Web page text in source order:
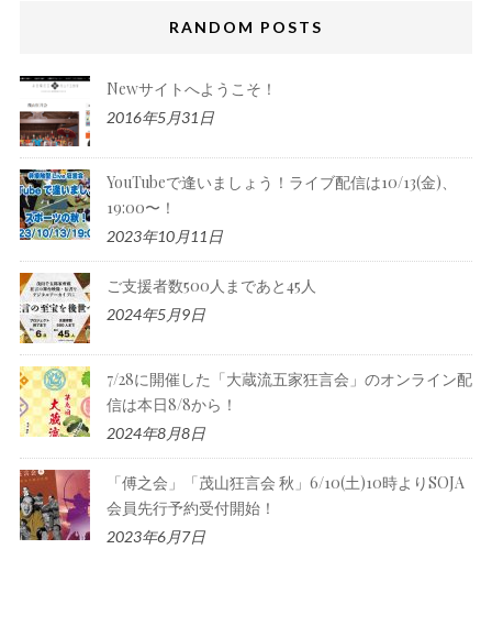
RANDOM POSTS
Newサイトへようこそ！
2016年5月31日
YouTubeで逢いましょう！ライブ配信は10/13(金)、
19:00〜！
2023年10月11日
ご支援者数500人まであと45人
2024年5月9日
7/28に開催した「大蔵流五家狂言会」のオンライン配
信は本日8/8から！
2024年8月8日
「傅之会」「茂山狂言会 秋」6/10(土)10時よりSOJA
会員先行予約受付開始！
2023年6月7日